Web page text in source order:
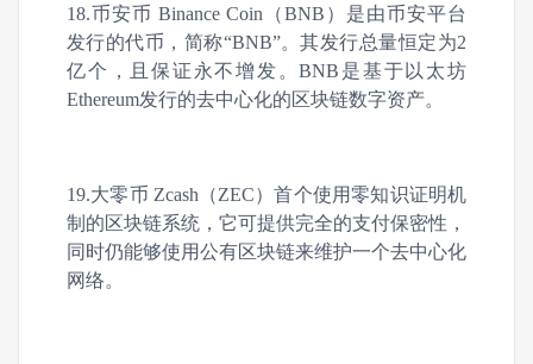
18.币安币 Binance Coin（BNB）是由币安平台
发行的代币，简称“BNB”。其发行总量恒定为2
亿个，且保证永不增发。BNB是基于以太坊
Ethereum发行的去中心化的区块链数字资产。
19.大零币 Zcash（ZEC）首个使用零知识证明机
制的区块链系统，它可提供完全的支付保密性，
同时仍能够使用公有区块链来维护一个去中心化
网络。